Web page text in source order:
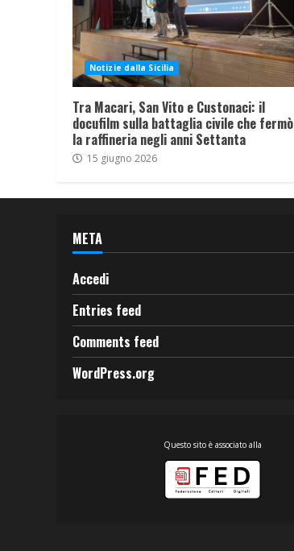
Notizie dalla Sicilia
Tra Macari, San Vito e Custonaci: il
docufilm sulla battaglia civile che fermò
la raffineria negli anni Settanta
15 giugno 2026
META
Accedi
Entries feed
Comments feed
WordPress.org
Questo sito è associato alla